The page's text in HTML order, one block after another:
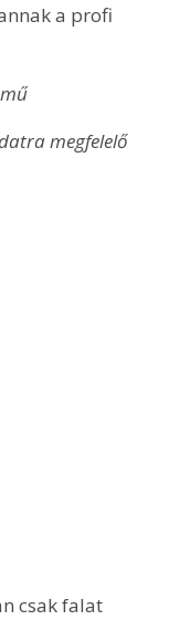
a profi
megfelelő
csak falat